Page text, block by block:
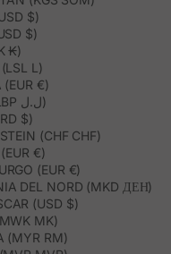
$)
$)
₭)
L)
(EUR €)
LIBANO (LBP ل.ل)
$)
(CHF CHF)
€)
(EUR €)
DEL NORD (MKD ДЕН)
(USD $)
MK)
(MYR RM)